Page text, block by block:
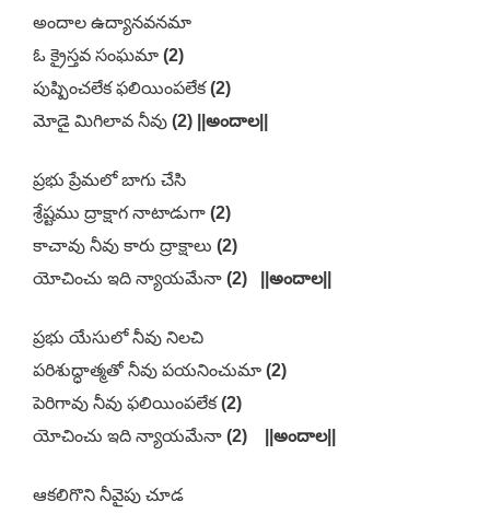
అందాల ఉద్యానవనమా
ఓ క్రైస్తవ సంఘమా (2)
పుష్పించలేక ఫలియింపలేక(2)
మోడై మిగిలావ నీవు (2) ||అందాల||
ప్రభు ప్రేమలో బాగు చేసి
శ్రేష్టము ద్రాక్షాగ నాటాడుగా (2)
కాచావు నీవు కారు ద్రాక్షాలు (2)
యోచించు ఇది న్యాయమేనా (2) ||అందాల||
ప్రభు యేసులో నీవు నిలచి
పరిశుద్ధాత్మతో నీవు పయనించుమా (2)
పెరిగావు నీవు ఫలియింపలేక(2)
యోచించు ఇది న్యాయమేనా (2) ||అందాల||
ఆకలిగొని నీవైపు చూడ